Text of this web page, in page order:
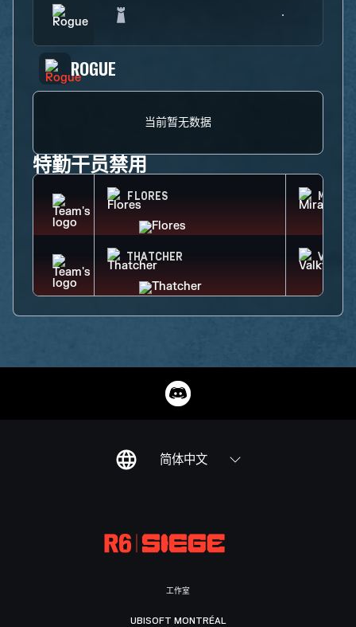
ROGUE
当前暂无数据
特勤干员禁用
FLORES MIRA
THATCHER
简体中文
工作室
UBISOFT MONTRÉAL